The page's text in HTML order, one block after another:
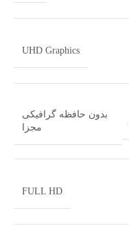
UHD Graphics
بدون حافظه گرافیکی
مجزا
FULL HD